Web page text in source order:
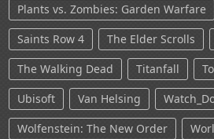
Plants vs. Zombies: Garden Warfare
Saints Row 4
The Elder Scrolls
The Walking Dead
Titanfall
Ubisoft
Van Helsing
Wolfenstein: The New Order